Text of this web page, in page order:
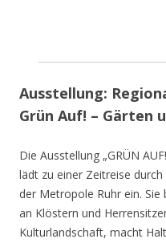
Ausstellung:
Grün Auf! – Gärten
Die Ausstellung „GRÜN
lädt zu einer Zeitreise
der Metropole Ruhr ein.
an Klöstern und
Kulturlandschaft, macht